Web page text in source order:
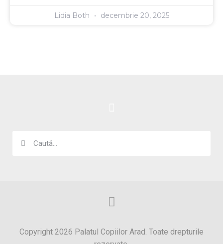
Lidia Both decembrie 20, 2025
Copyright 2026 Palatul Copiilor Arad. Toate drepturile